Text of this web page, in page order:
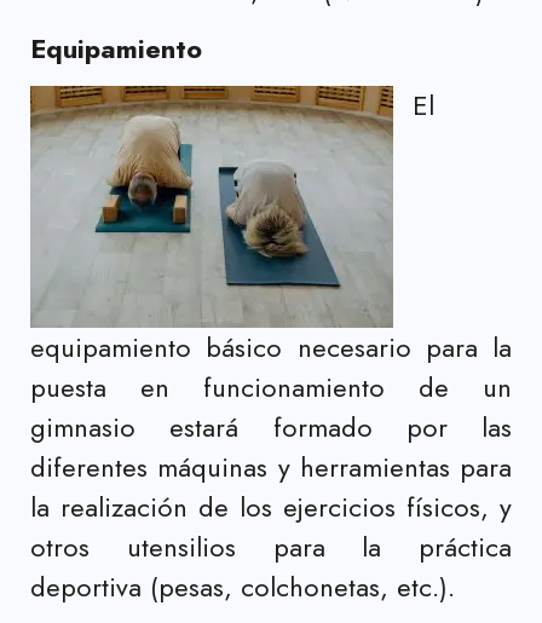
Equipamiento
El
equipamiento básico necesario para la
puesta en funcionamiento de un
gimnasio estará formado por las
diferentes máquinas y herramientas para
la realización de los ejercicios físicos, y
otros utensilios para la práctica
deportiva (pesas, colchonetas, etc.).